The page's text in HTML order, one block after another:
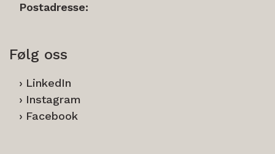
Postadresse:
Følg oss
LinkedIn
Instagram
Facebook